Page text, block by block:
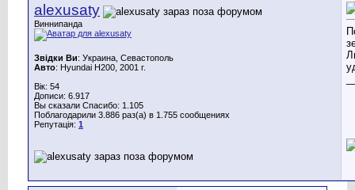
alexusaty
Виннипанда
Звідки Ви: Украина, Севастополь
Авто: Hyundai H200, 2001 г.
Вік: 54
Дописи: 6.917
Вы сказали Спасибо: 1.105
Поблагодарили 3.886 раз(а) в 1.755 сообщениях
Репутація: 1